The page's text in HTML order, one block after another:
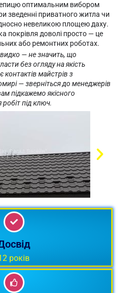
оптимальним вибором
зведенні приватного житла чи
невеликою площею даху.
покрівля доволі просто — це
або ремонтних роботах.
— не значить, що
без огляду на якість
майстрів з
— зверніться до менеджерів
підкажемо якісного
під ключ.
років
Ми знаємо, що